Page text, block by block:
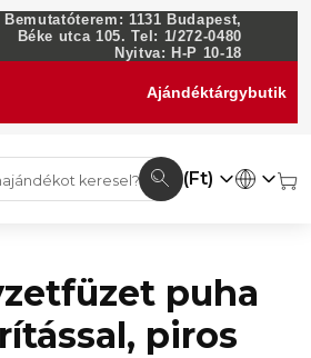
Bemutatóterem: 1131 Budapest,
Béke utca 105. Tel: 1/272-0480
Nyitva: H-P 10-18
Ajándéktárgybutik
(Ft)
puha
piros